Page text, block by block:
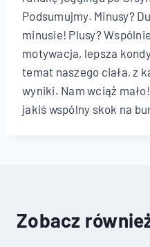
Podsumujmy. Minusy?
minusie! Plusy?
motywacja, lepsza
temat naszego ciała, z
wyniki. Nam wciąż
jakiś wspólny skok na
Zobacz